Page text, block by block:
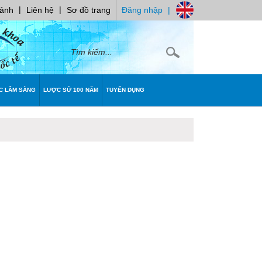
| Liên hệ | Sơ đồ trang Đăng nhập |
LÂM SÀNG LƯỢC SỬ 100 NĂM TUYỂN DỤNG